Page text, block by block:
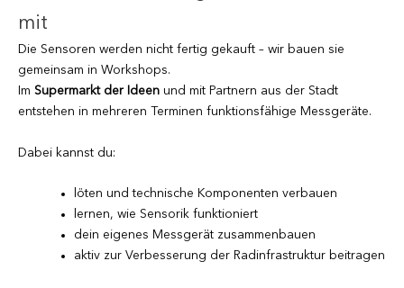
mit
Die Sensoren werden nicht fertig gekauft – wir bauen sie
gemeinsam in Workshops.
Im Supermarkt der Ideen und mit Partnern aus der Stadt
entstehen in mehreren Terminen funktionsfähige Messgeräte.
Dabei kannst du:
löten und technische Komponenten verbauen
lernen, wie Sensorik funktioniert
dein eigenes Messgerät zusammenbauen
aktiv zur Verbesserung der Radinfrastruktur beitragen